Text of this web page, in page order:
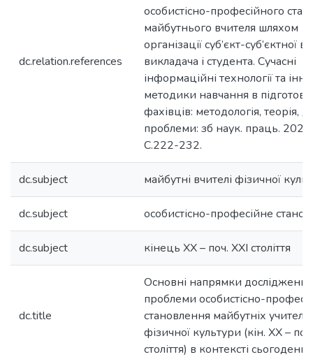
dc.relation.references
особистісно-професійного
майбутнього вчителя шляхом
організації суб’єкт-суб’єктної
викладача і студента. Сучасні
інформаційні технології та
методики навчання в
фахівців: методологія, теорія,
проблеми: зб наук. праць.
С.222-232.
dc.subject майбутні вчителі фізичної
dc.subject особистісно-професійне
dc.subject кінець XX – поч. XXI століття
dc.title
Основні напрямки дослідження
проблеми особистісно-
становлення майбутніх учителів
фізичної культури (кін. XX –
століття) в контексті сьогодення